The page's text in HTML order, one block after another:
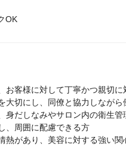
OK
お客様に対して丁寧かつ親切
大切にし、同僚と協力しながら
身だしなみやサロン内の衛生
、周囲に配慮できる方
熱があり、美容に対する強い